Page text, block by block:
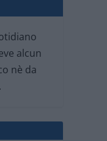
alcun
nè da